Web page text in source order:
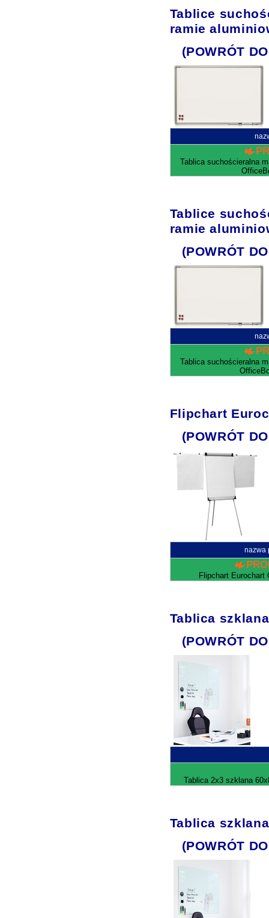
Tablice
ramie
(POWRÓT
Tablica suchościeralna
Tablice
ramie
(POWRÓT
Tablica suchościeralna
Flipchart
(POWRÓT
nazwa
Flipchart
Tablica
(POWRÓT
Tablica 2x3 szklana
Tablica
(POWRÓT